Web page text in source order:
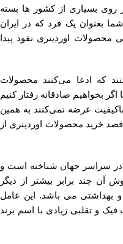
روی بسیاری از کشور ها بسته
بعنوان یک فرد که در ایران
محصولات اوردینری نفوذ پیدا
که ادعا می‌کنند محصولات
بخواهیم صادقانه رفتار کنیم
عرضه نمی‌کنند به همین
خرید محصولات اوردینری از
در سراسر جهان شناخته است و
آن چند برابر بیشتر از دیگر
و بهداشتی می باشد. این عامل
و تقلبی زیادی با اسم برند